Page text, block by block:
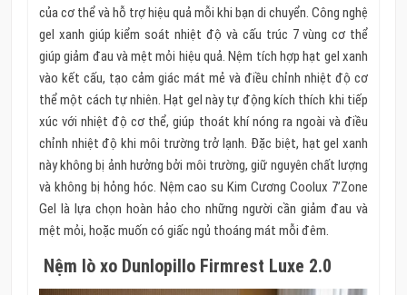
của cơ thể và hỗ trợ hiệu quả mỗi khi bạn di chuyển. Công nghệ
gel xanh giúp kiểm soát nhiệt độ và cấu trúc 7 vùng cơ thể
giúp giảm đau và mệt mỏi hiệu quả. Nệm tích hợp hạt gel xanh
vào kết cấu, tạo cảm giác mát mẻ và điều chỉnh nhiệt độ cơ
thể một cách tự nhiên. Hạt gel này tự động kích thích khi tiếp
xúc với nhiệt độ cơ thể, giúp thoát khí nóng ra ngoài và điều
chỉnh nhiệt độ khi môi trường trở lạnh. Đặc biệt, hạt gel xanh
này không bị ảnh hưởng bởi môi trường, giữ nguyên chất lượng
và không bị hỏng hóc. Nệm cao su Kim Cương Coolux 7’Zone
Gel là lựa chọn hoàn hảo cho những người cần giảm đau và
mệt mỏi, hoặc muốn có giấc ngủ thoáng mát mỗi đêm.
Nệm lò xo Dunlopillo Firmrest Luxe 2.0